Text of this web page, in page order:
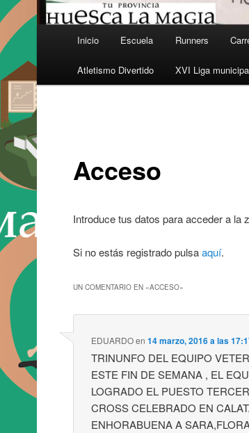
Inicio Escuela Runners
Atletismo Divertido XVI Liga
Acceso
Introduce tus datos para acceder a la
Si no estás registrado pulsaaquí.
UN COMENTARIO EN «ACCESO»
EDUARDOen 14 marzo, 2016 a las
TRINUNFO DEL EQUIPO
ESTE FIN DE SEMANA , EL
LOGRADO EL PUESTO
CROSS CELEBRADO EN
ENHORABUENA A